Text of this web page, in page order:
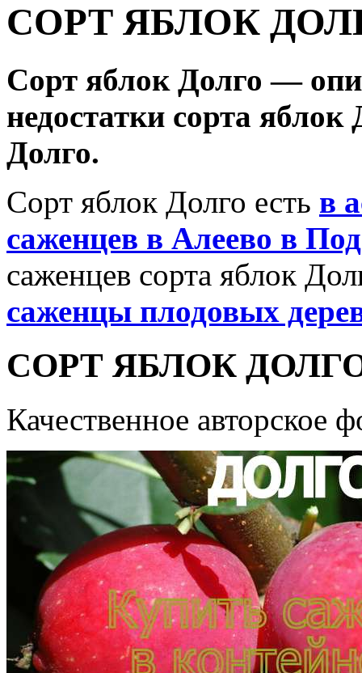
СОРТ ЯБЛОК
Сорт яблок Долго —
недостатки сорта
Долго.
Сорт яблок Долго есть в
саженцев в Алеево в
саженцев сорта яблок
саженцы плодовых
СОРТ ЯБЛОК ДОЛГО
Качественное авторское